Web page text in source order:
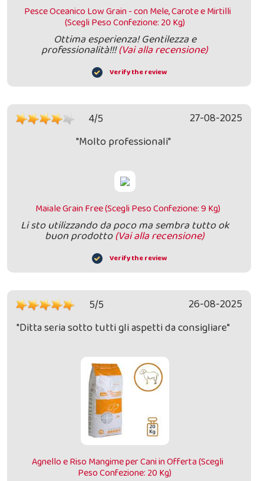
Pesce Oceanico Low Grain - con Mele, Carote e Mirtilli
(Scegli Peso Confezione: 20 Kg)
Ottima esperienza! Gentilezza e
professionalità!!!(Vai alla recensione)
Verify the review
4/5
27-08-2025
"Molto professionali"
Maiale Grain Free (Scegli Peso Confezione: 9 Kg)
Li sto utilizzando da poco ma sembra tutto ok
buon prodotto(Vai alla recensione)
Verify the review
5/5
26-08-2025
"Ditta seria sotto tutti gli aspetti da consigliare"
Agnello e Riso Mangime per Cani in Offerta (Scegli
Peso Confezione: 20 Kg)